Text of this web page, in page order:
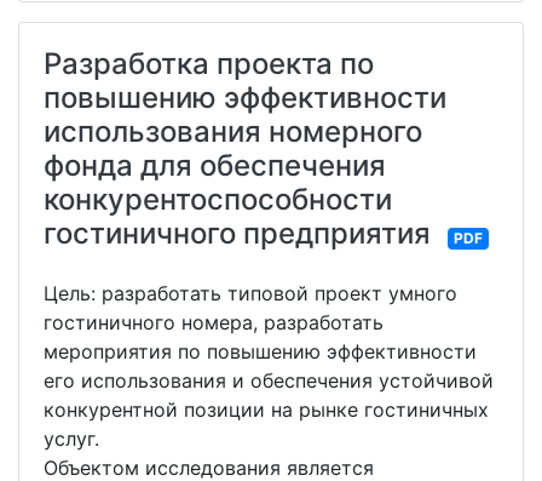
Разработка проекта по
повышению эффективности
использования номерного
фонда для обеспечения
конкурентоспособности
гостиничного предприятия
PDF
Цель: разработать типовой проект умного
гостиничного номера, разработать
мероприятия по повышению эффективности
его использования и обеспечения устойчивой
конкурентной позиции на рынке гостиничных
услуг.
Объектом исследования является